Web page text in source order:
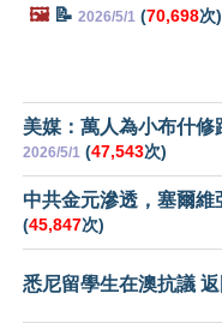
🖼️📝 2026/5/1 (70,698次)
美媒：萬人為小布什
2026/5/1 (47,543次)
中共金元滲透，塞爾維
(45,847次)
悉尼留學生在澳抗議